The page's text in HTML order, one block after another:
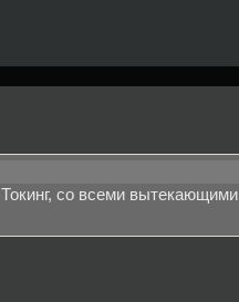
со всеми вытекающими